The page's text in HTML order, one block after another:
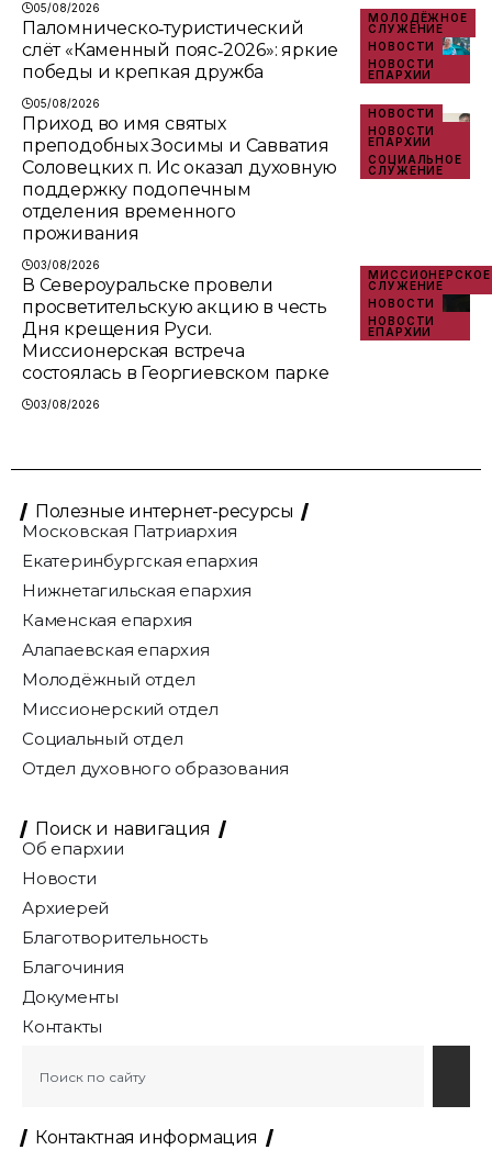
05/08/2026
МОЛОДЁЖНОЕ
СЛУЖЕНИЕ
НОВОСТИ
НОВОСТИ
ЕПАРХИИ
Паломническо‑туристический
слёт «Каменный пояс‑2026»: яркие
победы и крепкая дружба
05/08/2026
НОВОСТИ
НОВОСТИ
ЕПАРХИИ
СОЦИАЛЬНОЕ
СЛУЖЕНИЕ
Приход во имя святых
преподобных Зосимы и Савватия
Соловецких п. Ис оказал духовную
поддержку подопечным
отделения временного
проживания
03/08/2026
МИССИОНЕРСКОЕ
СЛУЖЕНИЕ
НОВОСТИ
НОВОСТИ
ЕПАРХИИ
В Североуральске провели
просветительскую акцию в честь
Дня крещения Руси.
Миссионерская встреча
состоялась в Георгиевском парке
03/08/2026
Полезные интернет-ресурсы
Московская Патриархия
Екатеринбургская епархия
Нижнетагильская епархия
Каменская епархия
Алапаевская епархия
Молодёжный отдел
Миссионерский отдел
Социальный отдел
Отдел духовного образования
Поиск и навигация
Об епархии
Новости
Архиерей
Благотворительность
Благочиния
Документы
Контакты
Контактная информация